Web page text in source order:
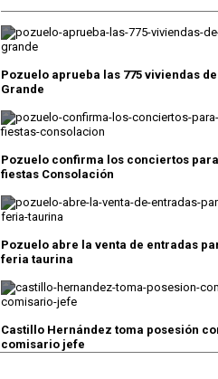
Pozuelo aprueba las 775 viviendas
Grande
Pozuelo confirma los conciertos
fiestas Consolación
Pozuelo abre la venta de entradas
feria taurina
Castillo Hernández toma posesión
comisario jefe